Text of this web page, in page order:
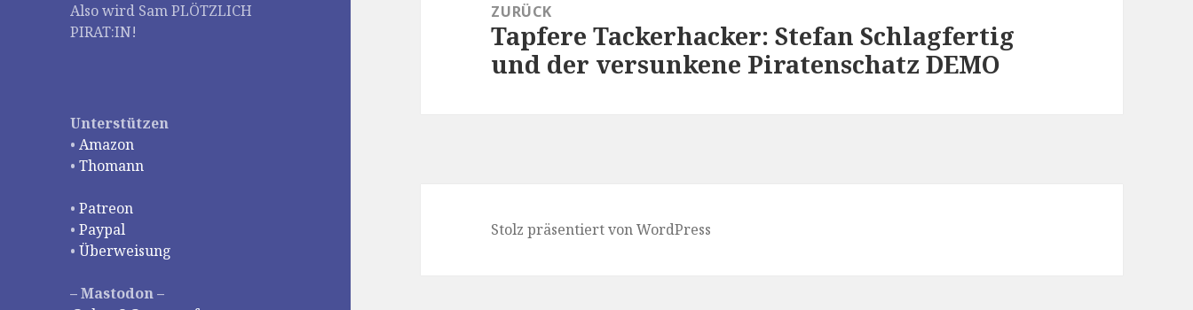
Also wird Sam PLÖTZLICH
PIRAT:IN!
Unterstützen
•Amazon
•Thomann
•Patreon
•Paypal
•Überweisung
– Mastodon –
ZURÜCK
Vorheriger
Beitrag:
Tapfere Tackerhacker: Stefan Schlagfertig
und der versunkene Piratenschatz DEMO
Stolz präsentiert von WordPress